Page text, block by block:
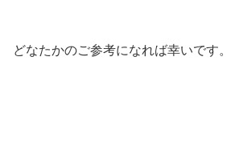
どなたかのご参考になれば幸いです。